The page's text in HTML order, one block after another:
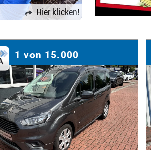
Hier klicken!
1 von 15.000